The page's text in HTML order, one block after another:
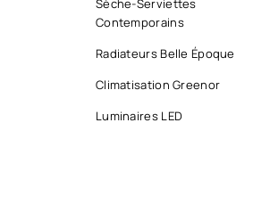
Sèche-Serviettes
Contemporains
Radiateurs Belle Époque
Climatisation Greenor
Luminaires LED
Sèche-
serviettes